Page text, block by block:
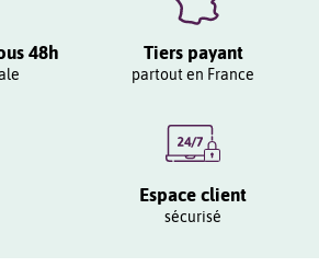
48h Tiers payant
partout en France
Espace client
sécurisé